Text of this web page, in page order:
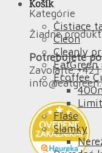
Košík
Žiadne
Potrebujete
Zavolajte
Kategórie
Čistiace
Cleon
Cleanly
Ecoffee
Fľaše
Slamky